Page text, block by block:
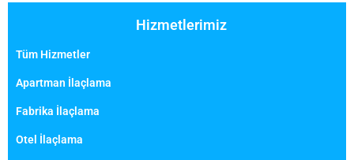
Hizmetlerimiz
Tüm Hizmetler
Apartman İlaçlama
Fabrika İlaçlama
Otel İlaçlama